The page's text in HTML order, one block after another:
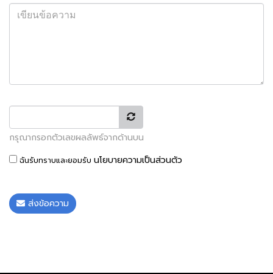
กรุณากรอกตัวเลขผลลัพธ์จากด้านบน
ฉันรับทราบและยอมรับ นโยบายความเป็นส่วนตัว
ส่งข้อความ